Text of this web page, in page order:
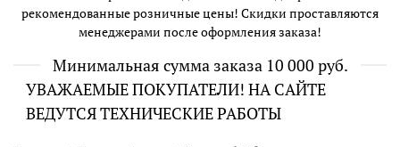
рекомендованные розничные цены! Скидки проставляются
менеджерами после оформления заказа!
Минимальная сумма заказа 10 000 руб.
УВАЖАЕМЫЕ ПОКУПАТЕЛИ! НА САЙТЕ
ВЕДУТСЯ ТЕХНИЧЕСКИЕ РАБОТЫ